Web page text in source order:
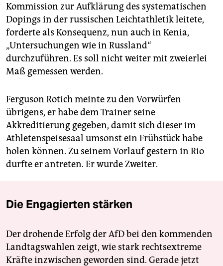
Kommission zur Aufklärung des systematischen
Dopings in der russischen Leichtathletik leitete,
forderte als Konsequenz, nun auch in Kenia,
„Untersuchungen wie in Russland“
durchzuführen. Es soll nicht weiter mit zweierlei
Maß gemessen werden.
Ferguson Rotich meinte zu den Vorwürfen
übrigens, er habe dem Trainer seine
Akkreditierung gegeben, damit sich dieser im
Athletenspeisesaal umsonst ein Frühstück habe
holen können. Zu seinem Vorlauf gestern in Rio
durfte er antreten. Er wurde Zweiter.
Die Engagierten stärken
Der drohende Erfolg der AfD bei den kommenden
Landtagswahlen zeigt, wie stark rechtsextreme
Kräfte inzwischen geworden sind. Gerade jetzt